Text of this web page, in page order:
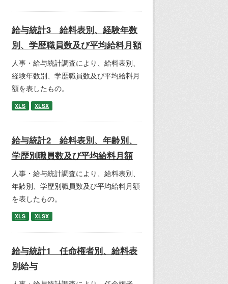
給与統計3 給料表別、経験年数
別、学歴職員数及び平均給料月額
人事・給与統計調査により、給料表別、
経験年数別、学歴職員数及び平均給料月
額を表したもの。
XLS XLSX
給与統計2 給料表別、年齢別、
学歴別職員数及び平均給料月額
人事・給与統計調査により、給料表別、
年齢別、学歴別職員数及び平均給料月額
を表したもの。
XLS XLSX
給与統計1 任命権者別、給料表
別給与